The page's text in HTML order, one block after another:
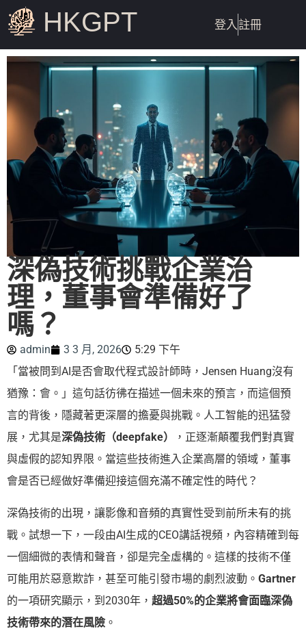
HKGPT 登入註冊
深偽技術挑戰企業治
理，董事會準備好了
嗎？
admin 3 3 月, 2026
5:29 下午
「當被問到AI是否會取代程式設計師時，Jensen Huang沒有
猶豫：會。」這句話彷彿在描述一個未來的預言，而這個預
言的背後，隱藏著更深層的擔憂與挑戰。人工智能的迅猛發
展，尤其是深偽技術（deepfake）
，正逐漸顛覆我們對真實
與虛假的認知界限。當這些技術進入企業高層的領域，董事
會是否已經做好準備迎接這個充滿不確定性的時代？
深偽技術的出現，讓影像和音頻的真實性受到前所未有的挑
戰。試想一下，一段由AI生成的CEO講話視頻，內容精確到每
一個細微的表情和聲音，卻是完全虛構的。這樣的技術不僅
可能用於惡意欺詐，甚至可能引發市場的劇烈波動。 Gartner
的一項研究顯示，到2030年， 超過50%的企業將會面臨深偽
技術帶來的潛在風險 。